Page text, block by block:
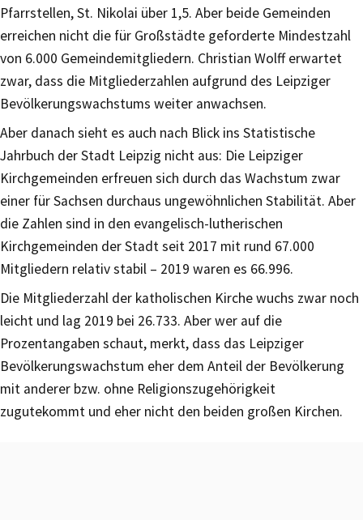
Pfarrstellen, St. Nikolai über 1,5. Aber beide Gemeinden
erreichen nicht die für Großstädte geforderte Mindestzahl
von 6.000 Gemeindemitgliedern. Christian Wolff erwartet
zwar, dass die Mitgliederzahlen aufgrund des Leipziger
Bevölkerungswachstums weiter anwachsen.
Aber danach sieht es auch nach Blick ins Statistische
Jahrbuch der Stadt Leipzig nicht aus: Die Leipziger
Kirchgemeinden erfreuen sich durch das Wachstum zwar
einer für Sachsen durchaus ungewöhnlichen Stabilität. Aber
die Zahlen sind in den evangelisch-lutherischen
Kirchgemeinden der Stadt seit 2017 mit rund 67.000
Mitgliedern relativ stabil – 2019 waren es 66.996.
Die Mitgliederzahl der katholischen Kirche wuchs zwar noch
leicht und lag 2019 bei 26.733. Aber wer auf die
Prozentangaben schaut, merkt, dass das Leipziger
Bevölkerungswachstum eher dem Anteil der Bevölkerung
mit anderer bzw. ohne Religionszugehörigkeit
zugutekommt und eher nicht den beiden großen Kirchen.